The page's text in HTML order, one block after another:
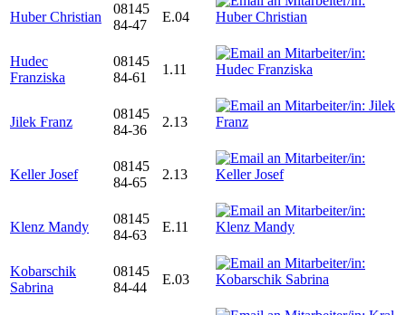
Huber Christian
08145
84-47
E.04
Hudec
Franziska
08145
84-61
1.11
Jilek Franz
08145
84-36
2.13
Keller Josef
08145
84-65
2.13
Klenz Mandy
08145
84-63
E.11
Kobarschik
Sabrina
08145
84-44
E.03